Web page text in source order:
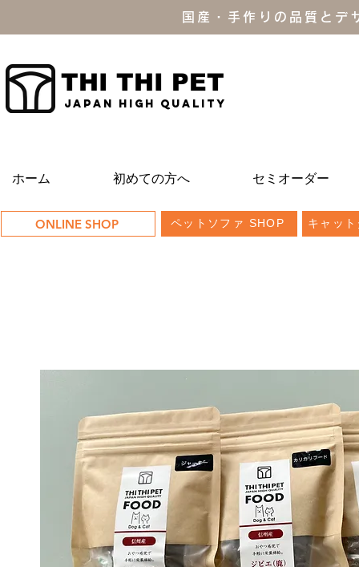
国産・手作りの品質と
THI THI PET
JAPAN high quality
ホーム 初めての方へ セミオーダー
ONLINE SHOP ペットソファ SHOP キャッ